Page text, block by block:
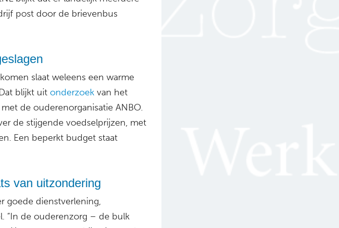
post door de brievenbus
slaat weleens een warme
blijkt uit onderzoek van het
de ouderenorganisatie ANBO.
de stijgende voedselprijzen, met
Een beperkt budget staat
van uitzondering
goede dienstverlening,
“In de ouderenzorg – de bulk